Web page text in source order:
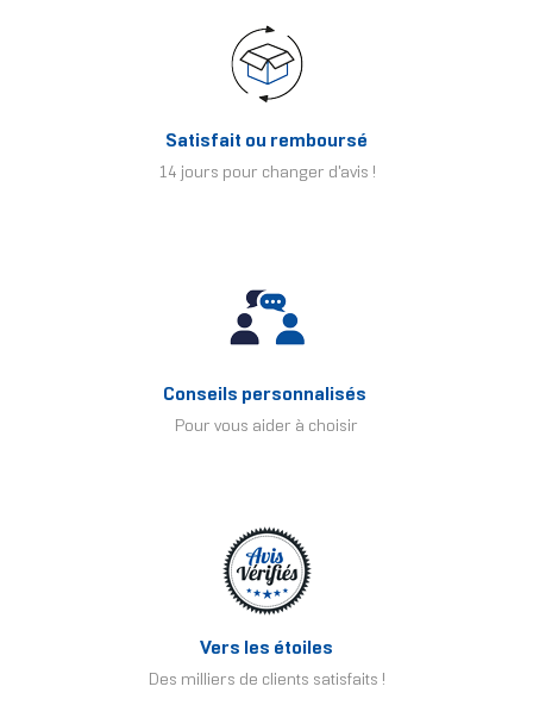
Satisfait ou remboursé
14 jours pour changer d'avis !
Conseils personnalisés
Pour vous aider à choisir
Vers les étoiles
Des milliers de clients satisfaits !